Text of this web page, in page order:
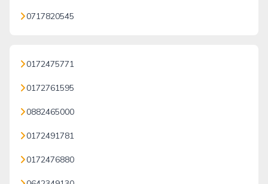
0717820545
0172475771
0172761595
0882465000
0172491781
0172476880